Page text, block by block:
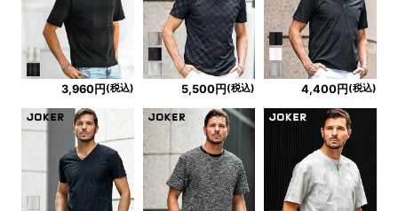
3,960円 (税込) 5,500円 (税込) 4,400円 (税込)